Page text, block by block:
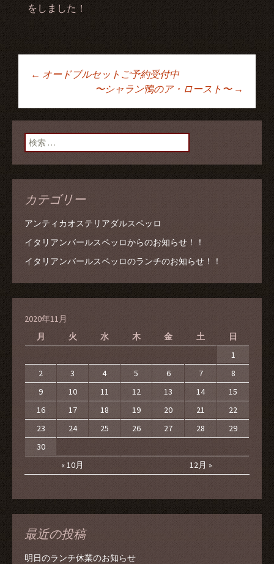
をしました！
投稿ナビゲーショ
ン
← オードブルセットご予約受付中
〜シャラン鴨のア・ロースト〜 →
検索:
カテゴリー
アンティカオステリアダルスペッロ
イタリアンバールスペッロからのお知らせ！！
イタリアンバールスペッロのランチのお知らせ！！
2020年11月
月
火 水 木 金 土 日
« 10月 12月 »
1
2
3 4 5 6 7
8
9
10 11 12 13 14
15
16
17 18 19 20 21
22
23
24 25 26 27 28
29
30
最近の投稿
明日のランチ休業のお知らせ